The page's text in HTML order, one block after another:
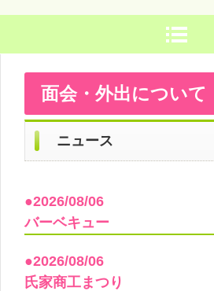
面会・外出について
ニュース
●2026/08/06
バーベキュー
●2026/08/06
氏家商工まつり